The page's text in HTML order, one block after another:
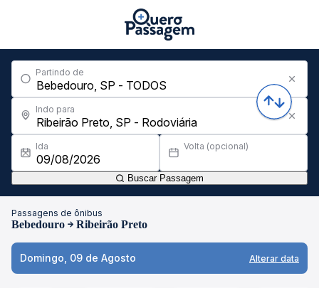
Partindo de
Indo para
Ida Volta (opcional)
Buscar Passagem
Passagens de ônibus
Bebedouro Ribeirão Preto
Domingo, 09 de Agosto Alterar data